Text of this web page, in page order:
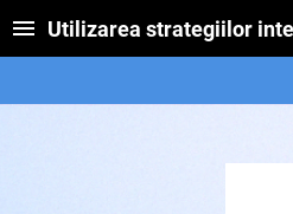
Utilizarea strategiilor